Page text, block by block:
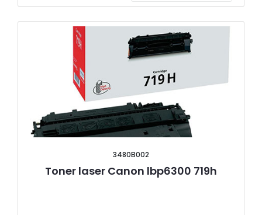
3480B002
Toner laser Canon lbp6300 719h